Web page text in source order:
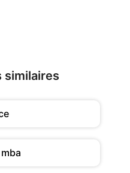
similaires